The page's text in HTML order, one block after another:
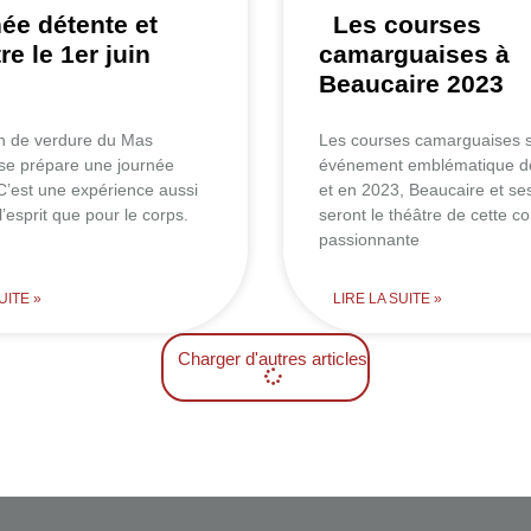
détente et
le 1er juin
de verdure du Mas
prépare une journée
une expérience aussi
que pour le corps.
»
Les courses
camarguaises à
Beaucaire 2023
Les courses camarguaises
événement emblématique
et en 2023, Beaucaire et
seront le théâtre de cette
passionnante
LIRE LA SUITE »
Charger d'autres articles